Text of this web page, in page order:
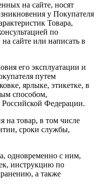
на сайте, носят
у Покупателя
Товара,
по
сайте или написать в
его эксплуатации и
путем
ярлыке, этикетке, в
способом,
Российской Федерации.
на товар, в том числе
сроки службы,
одновременно с ним,
инструкцию по
а также